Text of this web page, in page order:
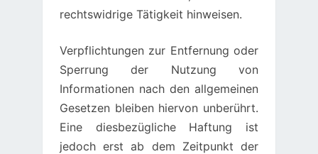
rechtswidrige Tätigkeit hinweisen.
Verpflichtungen zur Entfernung oder
Sperrung der Nutzung von
Informationen nach den allgemeinen
Gesetzen bleiben hiervon unberührt.
Eine diesbezügliche Haftung ist
jedoch erst ab dem Zeitpunkt der